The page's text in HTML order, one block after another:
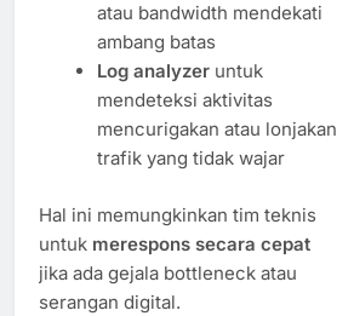
atau bandwidth mendekati
ambang batas
Log analyzeruntuk
mendeteksi aktivitas
mencurigakan atau lonjakan
trafik yang tidak wajar
Hal ini memungkinkan tim teknis
untuk merespons secara cepat
jika ada gejala bottleneck atau
serangan digital.